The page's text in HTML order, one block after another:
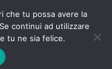
i diritti riservati.
by
che tu possa avere la
continui ad utilizzare
tu ne sia felice.